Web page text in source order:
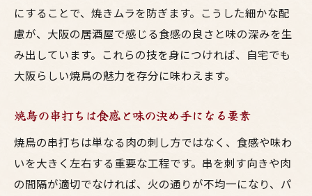
にすることで、焼きムラを防ぎます。こうした細かな配
慮が、大阪の居酒屋で感じる食感の良さと味の深みを生
み出しています。これらの技を身につければ、自宅でも
大阪らしい焼鳥の魅力を存分に味わえます。
焼鳥の串打ちは食感と味の決め手になる要素
焼鳥の串打ちは単なる肉の刺し方ではなく、食感や味わ
いを大きく左右する重要な工程です。串を刺す向きや肉
の間隔が適切でなければ、火の通りが不均一になり、パ